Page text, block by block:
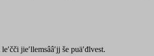
jieʹllemsââʹjj še puäʹđlvest.